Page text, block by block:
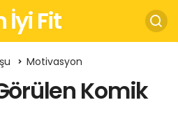
İyi Fit
Motivasyon
Komik